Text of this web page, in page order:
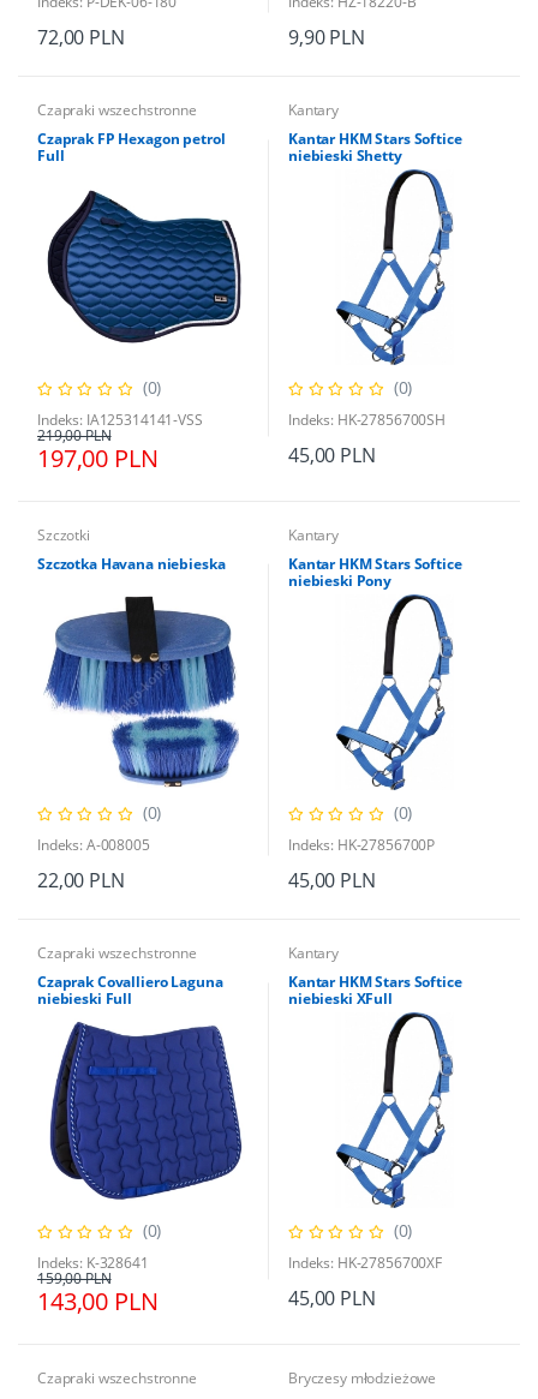
72,00 PLN 9,90 PLN
Czapraki wszechstronne
Czaprak FP Hexagon petrol
Full
(0)
Indeks: IA125314141-VSS
197,00 PLN
219,00 PLN
Kantary
Kantar HKM Stars Softice
niebieski Shetty
(0)
Indeks: HK-27856700SH
45,00 PLN
Szczotki
Szczotka Havana niebieska
(0)
Indeks: A-008005
22,00 PLN
Kantary
Kantar HKM Stars Softice
niebieski Pony
(0)
Indeks: HK-27856700P
45,00 PLN
Czapraki wszechstronne
Czaprak Covalliero Laguna
niebieski Full
(0)
Indeks: K-328641
143,00 PLN
159,00 PLN
Kantary
Kantar HKM Stars Softice
niebieski XFull
(0)
Indeks: HK-27856700XF
45,00 PLN
Czapraki wszechstronne
Bryczesy młodzieżowe